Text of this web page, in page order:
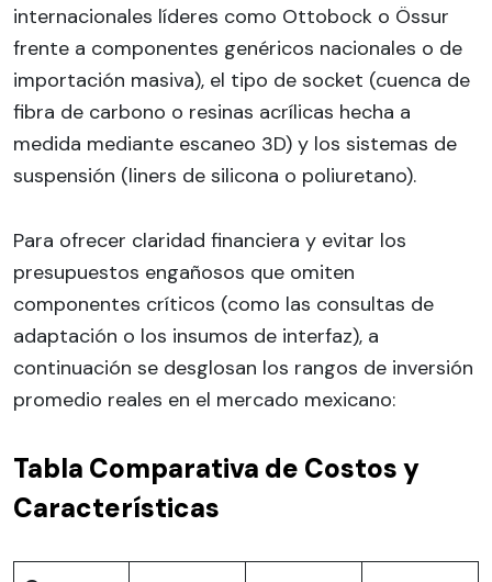
internacionales líderes como Ottobock o Össur
frente a componentes genéricos nacionales o de
importación masiva), el tipo de socket (cuenca de
fibra de carbono o resinas acrílicas hecha a
medida mediante escaneo 3D) y los sistemas de
suspensión (liners de silicona o poliuretano).
Para ofrecer claridad financiera y evitar los
presupuestos engañosos que omiten
componentes críticos (como las consultas de
adaptación o los insumos de interfaz), a
continuación se desglosan los rangos de inversión
promedio reales en el mercado mexicano:
Tabla Comparativa de Costos y
Características